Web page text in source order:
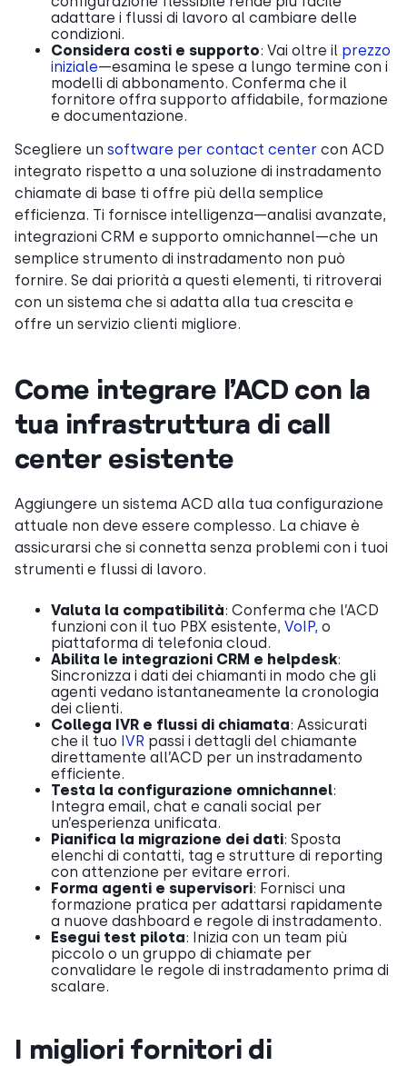
adattare i flussi di lavoro al cambiare delle
condizioni.
Considera costi e supporto: Vai oltre il prezzo
iniziale—esamina le spese a lungo termine con i
modelli di abbonamento. Conferma che il
fornitore offra supporto affidabile, formazione
e documentazione.
Scegliere un software per contact center con ACD
integrato rispetto a una soluzione di instradamento
chiamate di base ti offre più della semplice
efficienza. Ti fornisce intelligenza—analisi avanzate,
integrazioni CRM e supporto omnichannel—che un
semplice strumento di instradamento non può
fornire. Se dai priorità a questi elementi, ti ritroverai
con un sistema che si adatta alla tua crescita e
offre un servizio clienti migliore.
Come integrare l’ACD con la
tua infrastruttura di call
center esistente
Aggiungere un sistema ACD alla tua configurazione
attuale non deve essere complesso. La chiave è
assicurarsi che si connetta senza problemi con i tuoi
strumenti e flussi di lavoro.
Valuta la compatibilità: Conferma che l’ACD
funzioni con il tuo PBX esistente, VoIP, o
piattaforma di telefonia cloud.
Abilita le integrazioni CRM e helpdesk:
Sincronizza i dati dei chiamanti in modo che gli
agenti vedano istantaneamente la cronologia
dei clienti.
Collega IVR e flussi di chiamata: Assicurati
che il tuo IVR passi i dettagli del chiamante
direttamente all’ACD per un instradamento
efficiente.
Testa la configurazione omnichannel:
Integra email, chat e canali social per
un’esperienza unificata.
Pianifica la migrazione dei dati: Sposta
elenchi di contatti, tag e strutture di reporting
con attenzione per evitare errori.
Forma agenti e supervisori: Fornisci una
formazione pratica per adattarsi rapidamente
a nuove dashboard e regole di instradamento.
Esegui test pilota: Inizia con un team più
piccolo o un gruppo di chiamate per
convalidare le regole di instradamento prima di
scalare.
I migliori fornitori di